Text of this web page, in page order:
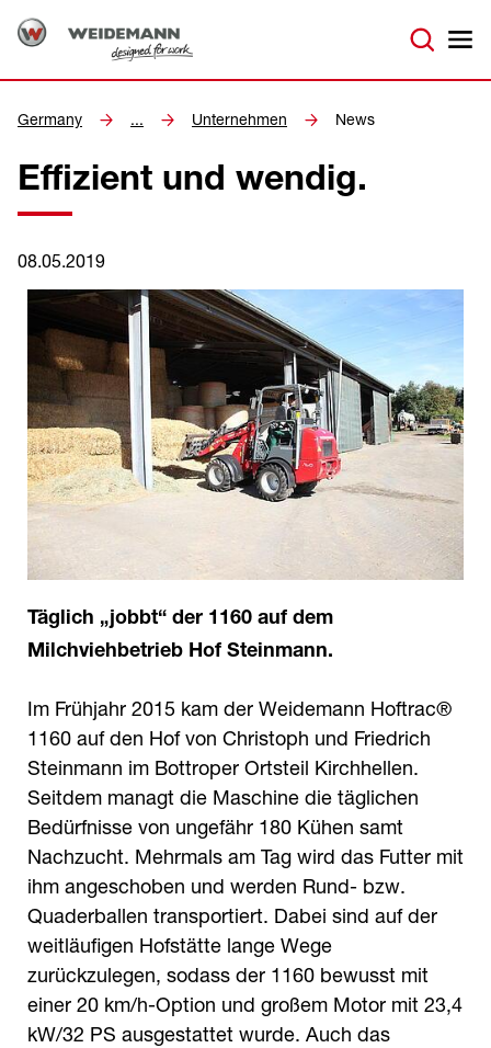
Germany ... Unternehmen News
Effizient und wendig.
08.05.2019
Täglich „jobbt“ der 1160 auf dem
Milchviehbetrieb Hof Steinmann.
Im Frühjahr 2015 kam der Weidemann Hoftrac®
1160 auf den Hof von Christoph und Friedrich
Steinmann im Bottroper Ortsteil Kirchhellen.
Seitdem managt die Maschine die täglichen
Bedürfnisse von ungefähr 180 Kühen samt
Nachzucht. Mehrmals am Tag wird das Futter mit
ihm angeschoben und werden Rund- bzw.
Quaderballen transportiert. Dabei sind auf der
weitläufigen Hofstätte lange Wege
zurückzulegen, sodass der 1160 bewusst mit
einer 20 km/h-Option und großem Motor mit 23,4
kW/32 PS ausgestattet wurde. Auch das